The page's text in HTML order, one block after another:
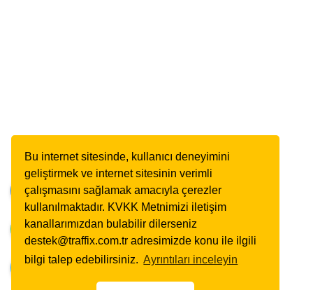
Bu internet sitesinde, kullanıcı deneyimini
geliştirmek ve internet sitesinin verimli
çalışmasını sağlamak amacıyla çerezler
kullanılmaktadır. KVKK Metnimizi iletişim
kanallarımızdan bulabilir dilerseniz
destek@traffix.com.tr adresimizde konu ile ilgili
bilgi talep edebilirsiniz. Ayrıntıları inceleyin